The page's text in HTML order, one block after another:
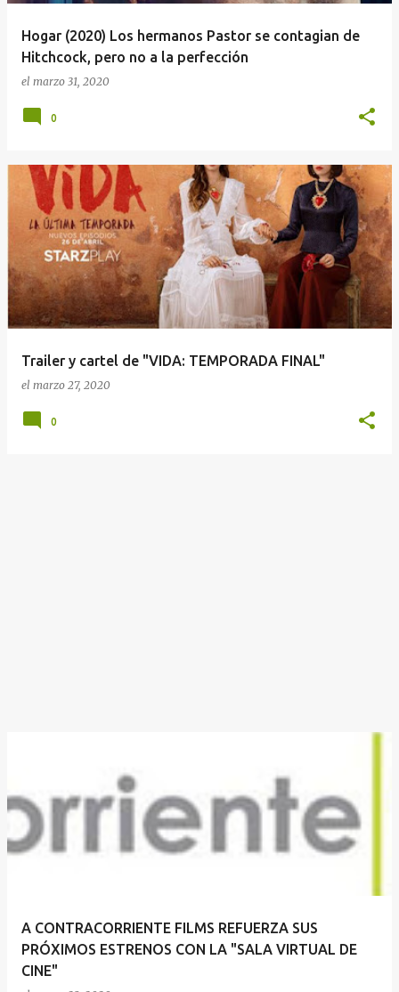
Hogar (2020) Los hermanos Pastor se contagian de
Hitchcock, pero no a la perfección
el marzo 31, 2020
0
Trailer y cartel de "VIDA: TEMPORADA FINAL"
el marzo 27, 2020
0
A CONTRACORRIENTE FILMS REFUERZA SUS
PRÓXIMOS ESTRENOS CON LA "SALA VIRTUAL DE
CINE"